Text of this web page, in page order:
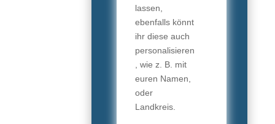
lassen,
ebenfalls könnt
ihr diese auch
personalisieren
, wie z. B. mit
euren Namen,
oder
Landkreis.